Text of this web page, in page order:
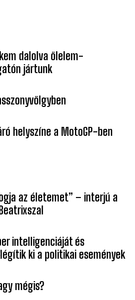
dalolva ölelem-
jártunk
helyszíne a MotoGP-ben
az életemet” – interjú a
intelligenciáját és
ki a politikai események
mégis?